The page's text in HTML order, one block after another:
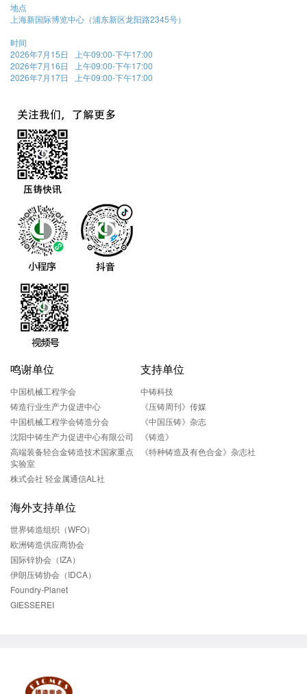
地点
上海新国际博览中心（浦东新区龙阳路2345号）
时间
2026年7月15日 上午09:00-下午17:00
2026年7月16日 上午09:00-下午17:00
2026年7月17日 上午09:00-下午17:00
鸣谢单位
中国机械工程学会
铸造行业生产力促进中心
中国机械工程学会铸造分会
沈阳中铸生产力促进中心有限公司
高端装备轻合金铸造技术国家重点
实验室
株式会社 轻金属通信AL社
支持单位
中铸科技
《压铸周刊》传媒
《中国压铸》杂志
《铸造》
《特种铸造及有色合金》杂志社
海外支持单位
世界铸造组织（WFO）
欧洲铸造供应商协会
国际锌协会（IZA）
伊朗压铸协会（IDCA）
Foundry-Planet
GIESSEREI